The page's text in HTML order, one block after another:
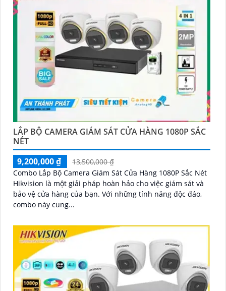
LẮP BỘ CAMERA GIÁM SÁT CỬA HÀNG 1080P SẮC
NÉT
9,200,000 ₫
13,500,000 ₫
Combo Lắp Bộ Camera Giám Sát Cửa Hàng 1080P Sắc Nét
Hikvision là một giải pháp hoàn hảo cho việc giám sát và
bảo vệ cửa hàng của bạn. Với những tính năng độc đáo,
combo này cung...